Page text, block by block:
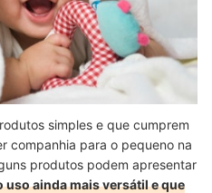
simples e que cumprem
companhia para o pequeno na
produtos podem apresentar
uso ainda mais versátil e que